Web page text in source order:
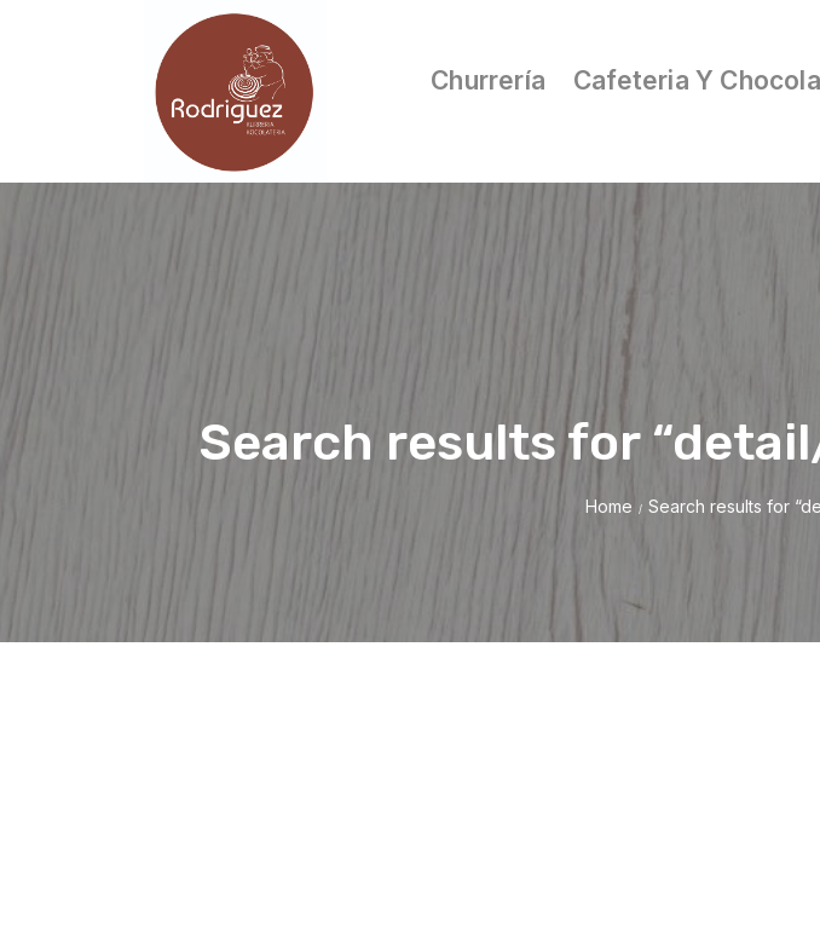
Churrería Cafeteria Y
Search results for
Home / Search results for